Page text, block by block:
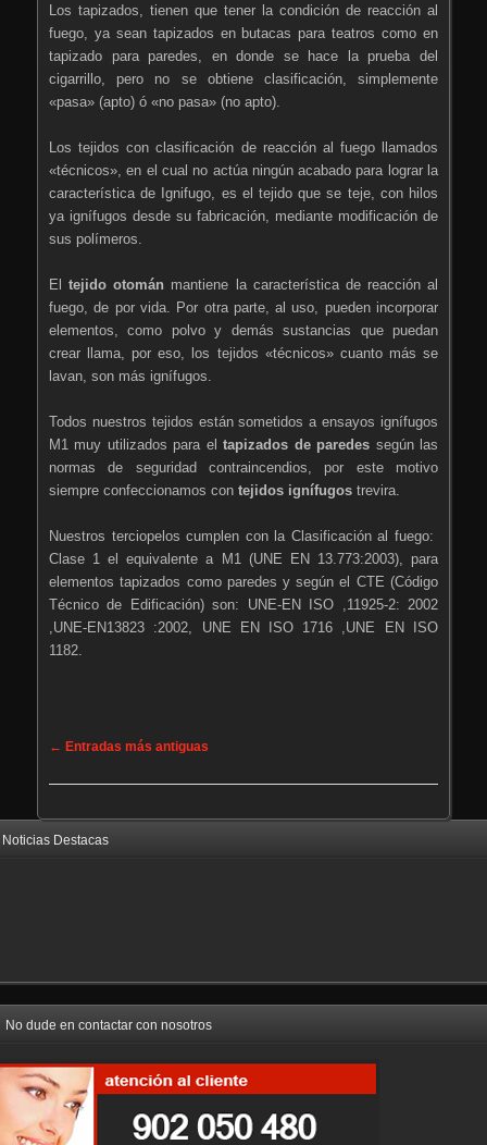
Los tapizados, tienen que tener la condición de reacción al
fuego, ya sean tapizados en butacas para teatros como en
tapizado para paredes, en donde se hace la prueba del
cigarrillo, pero no se obtiene clasificación, simplemente
«pasa» (apto) ó «no pasa» (no apto).
Los tejidos con clasificación de reacción al fuego llamados
«técnicos», en el cual no actúa ningún acabado para lograr la
característica de Ignifugo, es el tejido que se teje, con hilos
ya ignífugos desde su fabricación, mediante modificación de
sus polímeros.
El tejido otomán mantiene la característica de reacción al
fuego, de por vida. Por otra parte, al uso, pueden incorporar
elementos, como polvo y demás sustancias que puedan
crear llama, por eso, los tejidos «técnicos» cuanto más se
lavan, son más ignífugos.
Todos nuestros tejidos están sometidos a ensayos ignífugos
M1 muy utilizados para eltapizados de paredes según las
normas de seguridad contraincendios, por este motivo
siempre confeccionamos contejidos ignífugos trevira.
Nuestros terciopelos cumplen con la Clasificación al fuego:
Clase 1 el equivalente a M1 (UNE EN 13.773:2003), para
elementos tapizados como paredes y según el CTE (Código
Técnico de Edificación) son: UNE-EN ISO ,11925-2: 2002
,UNE-EN13823 :2002, UNE EN ISO 1716 ,UNE EN ISO
1182.
Navegación de entradas
← Entradas más antiguas
Noticias Destacas
No dude en contactar con nosotros